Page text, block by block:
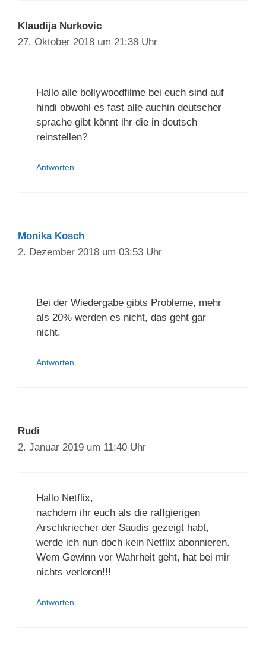
Klaudija Nurkovic
27. Oktober 2018 um 21:38 Uhr
Hallo alle bollywoodfilme bei euch sind auf
hindi obwohl es fast alle auchin deutscher
sprache gibt könnt ihr die in deutsch
reinstellen?
Antworten
Monika Kosch
2. Dezember 2018 um 03:53 Uhr
Bei der Wiedergabe gibts Probleme, mehr
als 20% werden es nicht, das geht gar
nicht.
Antworten
Rudi
2. Januar 2019 um 11:40 Uhr
Hallo Netflix,
nachdem ihr euch als die raffgierigen
Arschkriecher der Saudis gezeigt habt,
werde ich nun doch kein Netflix abonnieren.
Wem Gewinn vor Wahrheit geht, hat bei mir
nichts verloren!!!
Antworten